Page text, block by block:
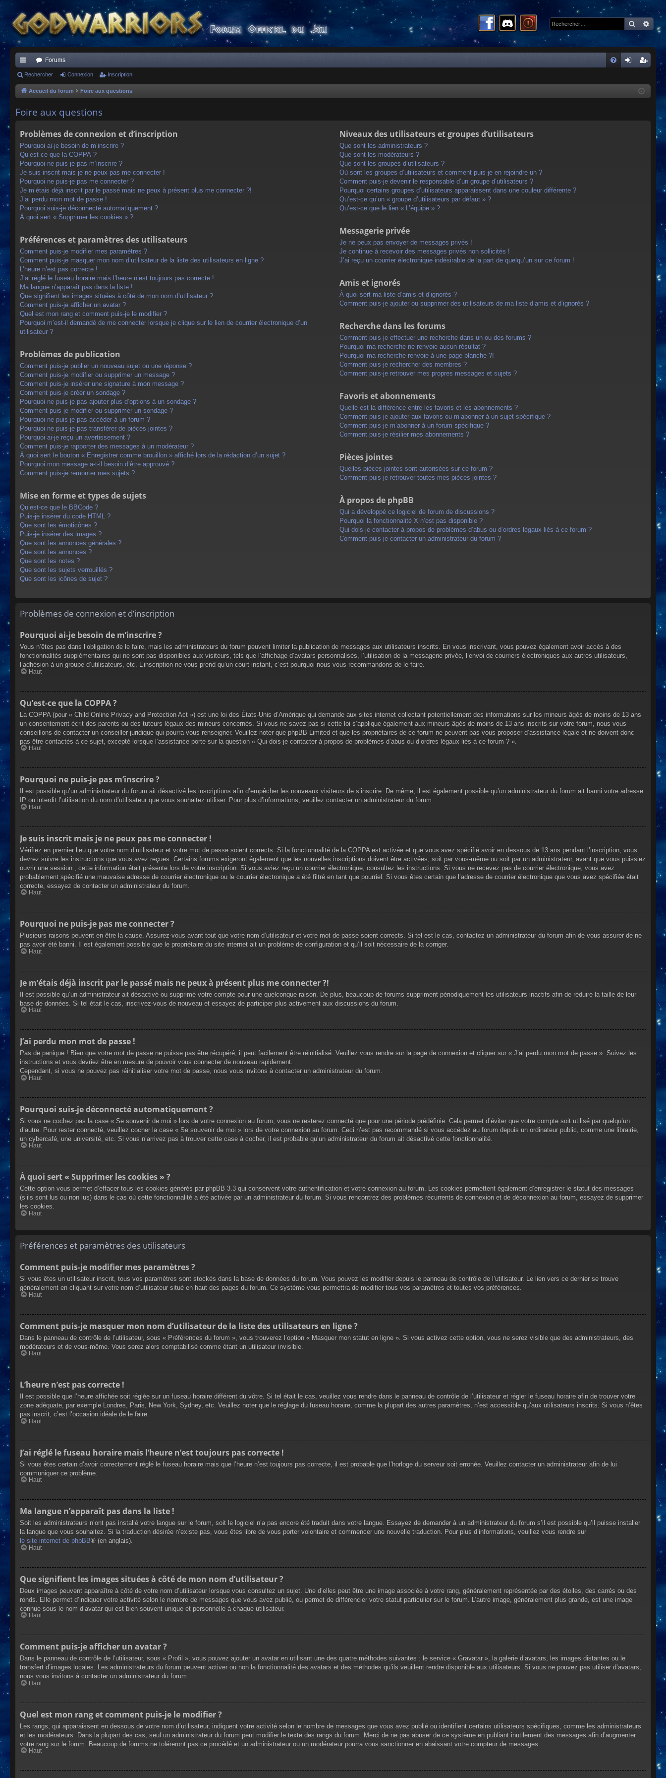
ac
co
s
Forums
cri
Rechercher Connexion Inscription
Accueil du forum Foire aux questions
Foire aux questions
Problèmes de connexion et d’inscription
Pourquoi ai-je besoin de m’inscrire ?
Qu’est-ce que la COPPA ?
Pourquoi ne puis-je pas m’inscrire ?
Je suis inscrit mais je ne peux pas me connecter !
Pourquoi ne puis-je pas me connecter ?
Je m’étais déjà inscrit par le passé mais ne peux à présent plus me connecter ?!
J’ai perdu mon mot de passe !
Pourquoi suis-je déconnecté automatiquement ?
À quoi sert « Supprimer les cookies » ?
Préférences et paramètres des utilisateurs
Comment puis-je modifier mes paramètres ?
Comment puis-je masquer mon nom d’utilisateur de la liste des utilisateurs en ligne ?
L’heure n’est pas correcte !
J’ai réglé le fuseau horaire mais l’heure n’est toujours pas correcte !
Ma langue n’apparaît pas dans la liste !
Que signifient les images situées à côté de mon nom d’utilisateur ?
Comment puis-je afficher un avatar ?
Quel est mon rang et comment puis-je le modifier ?
Pourquoi m’est-il demandé de me connecter lorsque je clique sur le lien de courrier électronique d’un
utilisateur ?
Problèmes de publication
Comment puis-je publier un nouveau sujet ou une réponse ?
Comment puis-je modifier ou supprimer un message ?
Comment puis-je insérer une signature à mon message ?
Comment puis-je créer un sondage ?
Pourquoi ne puis-je pas ajouter plus d’options à un sondage ?
Comment puis-je modifier ou supprimer un sondage ?
Pourquoi ne puis-je pas accéder à un forum ?
Pourquoi ne puis-je pas transférer de pièces jointes ?
Pourquoi ai-je reçu un avertissement ?
Comment puis-je rapporter des messages à un modérateur ?
À quoi sert le bouton « Enregistrer comme brouillon » affiché lors de la rédaction d’un sujet ?
Pourquoi mon message a-t-il besoin d’être approuvé ?
Comment puis-je remonter mes sujets ?
Mise en forme et types de sujets
Qu’est-ce que le BBCode ?
Puis-je insérer du code HTML ?
Que sont les émoticônes ?
Puis-je insérer des images ?
Que sont les annonces générales ?
Que sont les annonces ?
Que sont les notes ?
Que sont les sujets verrouillés ?
Que sont les icônes de sujet ?
Niveaux des utilisateurs et groupes d’utilisateurs
Que sont les administrateurs ?
Que sont les modérateurs ?
Que sont les groupes d’utilisateurs ?
Où sont les groupes d’utilisateurs et comment puis-je en rejoindre un ?
Comment puis-je devenir le responsable d’un groupe d’utilisateurs ?
Pourquoi certains groupes d’utilisateurs apparaissent dans une couleur différente ?
Qu’est-ce qu’un « groupe d’utilisateurs par défaut » ?
Qu’est-ce que le lien « L’équipe » ?
Messagerie privée
Je ne peux pas envoyer de messages privés !
Je continue à recevoir des messages privés non sollicités !
J’ai reçu un courrier électronique indésirable de la part de quelqu’un sur ce forum !
Amis et ignorés
À quoi sert ma liste d’amis et d’ignorés ?
Comment puis-je ajouter ou supprimer des utilisateurs de ma liste d’amis et d’ignorés ?
Recherche dans les forums
Comment puis-je effectuer une recherche dans un ou des forums ?
Pourquoi ma recherche ne renvoie aucun résultat ?
Pourquoi ma recherche renvoie à une page blanche ?!
Comment puis-je rechercher des membres ?
Comment puis-je retrouver mes propres messages et sujets ?
Favoris et abonnements
Quelle est la différence entre les favoris et les abonnements ?
Comment puis-je ajouter aux favoris ou m’abonner à un sujet spécifique ?
Comment puis-je m’abonner à un forum spécifique ?
Comment puis-je résilier mes abonnements ?
Pièces jointes
Quelles pièces jointes sont autorisées sur ce forum ?
Comment puis-je retrouver toutes mes pièces jointes ?
À propos de phpBB
Qui a développé ce logiciel de forum de discussions ?
Pourquoi la fonctionnalité X n’est pas disponible ?
Qui dois-je contacter à propos de problèmes d’abus ou d’ordres légaux liés à ce forum ?
Comment puis-je contacter un administrateur du forum ?
Problèmes de connexion et d’inscription
Pourquoi ai-je besoin de m’inscrire ?
Vous n’êtes pas dans l’obligation de le faire, mais les administrateurs du forum peuvent limiter la publication de messages aux utilisateurs inscrits. En vous inscrivant, vous pouvez également avoir accès à des
fonctionnalités supplémentaires qui ne sont pas disponibles aux visiteurs, tels que l’affichage d’avatars personnalisés, l’utilisation de la messagerie privée, l’envoi de courriers électroniques aux autres utilisateurs,
l’adhésion à un groupe d’utilisateurs, etc. L’inscription ne vous prend qu’un court instant, c’est pourquoi nous vous recommandons de le faire.
Haut
Qu’est-ce que la COPPA ?
La COPPA (pour « Child Online Privacy and Protection Act ») est une loi des États-Unis d’Amérique qui demande aux sites internet collectant potentiellement des informations sur les mineurs âgés de moins de 13 ans
un consentement écrit des parents ou des tuteurs légaux des mineurs concernés. Si vous ne savez pas si cette loi s’applique également aux mineurs âgés de moins de 13 ans inscrits sur votre forum, nous vous
conseillons de contacter un conseiller juridique qui pourra vous renseigner. Veuillez noter que phpBB Limited et que les propriétaires de ce forum ne peuvent pas vous proposer d’assistance légale et ne doivent donc
pas être contactés à ce sujet, excepté lorsque l’assistance porte sur la question « Qui dois-je contacter à propos de problèmes d’abus ou d’ordres légaux liés à ce forum ? ».
Haut
Pourquoi ne puis-je pas m’inscrire ?
Il est possible qu’un administrateur du forum ait désactivé les inscriptions afin d’empêcher les nouveaux visiteurs de s’inscrire. De même, il est également possible qu’un administrateur du forum ait banni votre adresse
IP ou interdit l’utilisation du nom d’utilisateur que vous souhaitez utiliser. Pour plus d’informations, veuillez contacter un administrateur du forum.
Haut
Je suis inscrit mais je ne peux pas me connecter !
Vérifiez en premier lieu que votre nom d’utilisateur et votre mot de passe soient corrects. Si la fonctionnalité de la COPPA est activée et que vous avez spécifié avoir en dessous de 13 ans pendant l’inscription, vous
devrez suivre les instructions que vous avez reçues. Certains forums exigeront également que les nouvelles inscriptions doivent être activées, soit par vous-même ou soit par un administrateur, avant que vous puissiez
ouvrir une session ; cette information était présente lors de votre inscription. Si vous aviez reçu un courrier électronique, consultez les instructions. Si vous ne recevez pas de courrier électronique, vous avez
probablement spécifié une mauvaise adresse de courrier électronique ou le courrier électronique a été filtré en tant que pourriel. Si vous êtes certain que l’adresse de courrier électronique que vous avez spécifiée était
correcte, essayez de contacter un administrateur du forum.
Haut
Pourquoi ne puis-je pas me connecter ?
Plusieurs raisons peuvent en être la cause. Assurez-vous avant tout que votre nom d’utilisateur et votre mot de passe soient corrects. Si tel est le cas, contactez un administrateur du forum afin de vous assurer de ne
pas avoir été banni. Il est également possible que le propriétaire du site internet ait un problème de configuration et qu’il soit nécessaire de la corriger.
Haut
Je m’étais déjà inscrit par le passé mais ne peux à présent plus me connecter ?!
Il est possible qu’un administrateur ait désactivé ou supprimé votre compte pour une quelconque raison. De plus, beaucoup de forums suppriment périodiquement les utilisateurs inactifs afin de réduire la taille de leur
base de données. Si tel était le cas, inscrivez-vous de nouveau et essayez de participer plus activement aux discussions du forum.
Haut
J’ai perdu mon mot de passe !
Pas de panique ! Bien que votre mot de passe ne puisse pas être récupéré, il peut facilement être réinitialisé. Veuillez vous rendre sur la page de connexion et cliquer sur « J’ai perdu mon mot de passe ». Suivez les
instructions et vous devriez être en mesure de pouvoir vous connecter de nouveau rapidement.
Cependant, si vous ne pouvez pas réinitialiser votre mot de passe, nous vous invitons à contacter un administrateur du forum.
Haut
Pourquoi suis-je déconnecté automatiquement ?
Si vous ne cochez pas la case « Se souvenir de moi » lors de votre connexion au forum, vous ne resterez connecté que pour une période prédéfinie. Cela permet d’éviter que votre compte soit utilisé par quelqu’un
d’autre. Pour rester connecté, veuillez cocher la case « Se souvenir de moi » lors de votre connexion au forum. Ceci n’est pas recommandé si vous accédez au forum depuis un ordinateur public, comme une librairie,
un cybercafé, une université, etc. Si vous n’arrivez pas à trouver cette case à cocher, il est probable qu’un administrateur du forum ait désactivé cette fonctionnalité.
Haut
À quoi sert « Supprimer les cookies » ?
Cette option vous permet d’effacer tous les cookies générés par phpBB 3.3 qui conservent votre authentification et votre connexion au forum. Les cookies permettent également d’enregistrer le statut des messages
(s’ils sont lus ou non lus) dans le cas où cette fonctionnalité a été activée par un administrateur du forum. Si vous rencontrez des problèmes récurrents de connexion et de déconnexion au forum, essayez de supprimer
les cookies.
Haut
Préférences et paramètres des utilisateurs
Comment puis-je modifier mes paramètres ?
Si vous êtes un utilisateur inscrit, tous vos paramètres sont stockés dans la base de données du forum. Vous pouvez les modifier depuis le panneau de contrôle de l’utilisateur. Le lien vers ce dernier se trouve
généralement en cliquant sur votre nom d’utilisateur situé en haut des pages du forum. Ce système vous permettra de modifier tous vos paramètres et toutes vos préférences.
Haut
Comment puis-je masquer mon nom d’utilisateur de la liste des utilisateurs en ligne ?
Dans le panneau de contrôle de l’utilisateur, sous « Préférences du forum », vous trouverez l’option « Masquer mon statut en ligne ». Si vous activez cette option, vous ne serez visible que des administrateurs, des
modérateurs et de vous-même. Vous serez alors comptabilisé comme étant un utilisateur invisible.
Haut
L’heure n’est pas correcte !
Il est possible que l’heure affichée soit réglée sur un fuseau horaire différent du vôtre. Si tel était le cas, veuillez vous rendre dans le panneau de contrôle de l’utilisateur et régler le fuseau horaire afin de trouver votre
zone adéquate, par exemple Londres, Paris, New York, Sydney, etc. Veuillez noter que le réglage du fuseau horaire, comme la plupart des autres paramètres, n’est accessible qu’aux utilisateurs inscrits. Si vous n’êtes
pas inscrit, c’est l’occasion idéale de le faire.
Haut
J’ai réglé le fuseau horaire mais l’heure n’est toujours pas correcte !
Si vous êtes certain d’avoir correctement réglé le fuseau horaire mais que l’heure n’est toujours pas correcte, il est probable que l’horloge du serveur soit erronée. Veuillez contacter un administrateur afin de lui
communiquer ce problème.
Haut
Ma langue n’apparaît pas dans la liste !
Soit les administrateurs n’ont pas installé votre langue sur le forum, soit le logiciel n’a pas encore été traduit dans votre langue. Essayez de demander à un administrateur du forum s’il est possible qu’il puisse installer
la langue que vous souhaitez. Si la traduction désirée n’existe pas, vous êtes libre de vous porter volontaire et commencer une nouvelle traduction. Pour plus d’informations, veuillez vous rendre sur
le site internet de phpBB® (en anglais).
Haut
Que signifient les images situées à côté de mon nom d’utilisateur ?
Deux images peuvent apparaître à côté de votre nom d’utilisateur lorsque vous consultez un sujet. Une d’elles peut être une image associée à votre rang, généralement représentée par des étoiles, des carrés ou des
ronds. Elle permet d’indiquer votre activité selon le nombre de messages que vous avez publié, ou permet de différencier votre statut particulier sur le forum. L’autre image, généralement plus grande, est une image
connue sous le nom d’avatar qui est bien souvent unique et personnelle à chaque utilisateur.
Haut
Comment puis-je afficher un avatar ?
Dans le panneau de contrôle de l’utilisateur, sous « Profil », vous pouvez ajouter un avatar en utilisant une des quatre méthodes suivantes : le service « Gravatar », la galerie d’avatars, les images distantes ou le
transfert d’images locales. Les administrateurs du forum peuvent activer ou non la fonctionnalité des avatars et des méthodes qu’ils veuillent rendre disponible aux utilisateurs. Si vous ne pouvez pas utiliser d’avatars,
nous vous invitons à contacter un administrateur du forum.
Haut
Quel est mon rang et comment puis-je le modifier ?
Les rangs, qui apparaissent en dessous de votre nom d’utilisateur, indiquent votre activité selon le nombre de messages que vous avez publié ou identifient certains utilisateurs spécifiques, comme les administrateurs
et les modérateurs. Dans la plupart des cas, seul un administrateur du forum peut modifier le texte des rangs du forum. Merci de ne pas abuser de ce système en publiant inutilement des messages afin d’augmenter
votre rang sur le forum. Beaucoup de forums ne toléreront pas ce procédé et un administrateur ou un modérateur pourra vous sanctionner en abaissant votre compteur de messages.
Haut